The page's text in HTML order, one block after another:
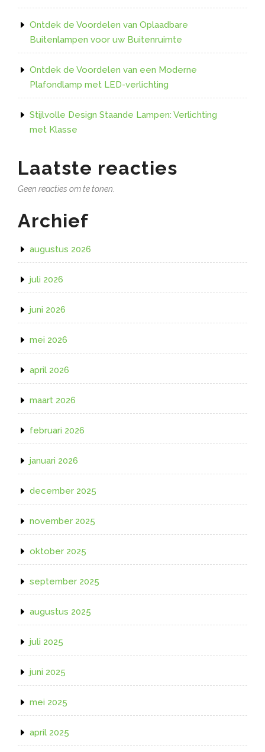
Ontdek de Voordelen van Oplaadbare
Buitenlampen voor uw Buitenruimte
Ontdek de Voordelen van een Moderne
Plafondlamp met LED-verlichting
Stijlvolle Design Staande Lampen: Verlichting
met Klasse
Laatste reacties
Geen reacties om te tonen.
Archief
augustus 2026
juli 2026
juni 2026
mei 2026
april 2026
maart 2026
februari 2026
januari 2026
december 2025
november 2025
oktober 2025
september 2025
augustus 2025
juli 2025
juni 2025
mei 2025
april 2025